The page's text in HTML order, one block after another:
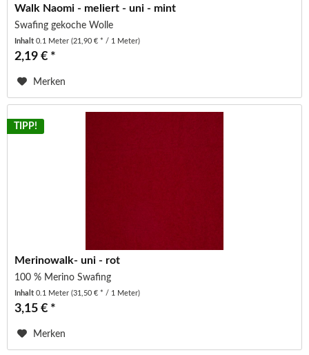
Walk Naomi - meliert - uni - mint
Swafing gekoche Wolle
Inhalt0.1 Meter(21,90 € * / 1 Meter)
2,19 € *
Merken
TIPP!
Merinowalk- uni - rot
100 % Merino Swafing
Inhalt0.1 Meter(31,50 € * / 1 Meter)
3,15 € *
Merken